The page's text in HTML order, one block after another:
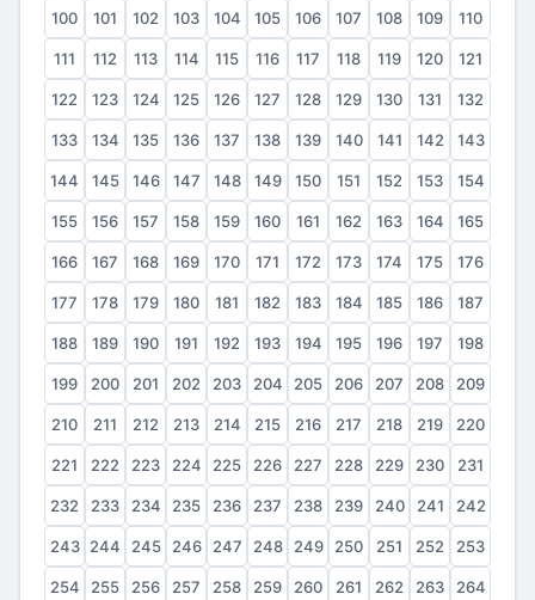
100 101 102 103 104 105 106 107 108 109 110
111 112 113 114 115 116 117 118 119 120 121
122 123 124 125 126 127 128 129 130 131 132
133 134 135 136 137 138 139 140 141 142 143
144 145 146 147 148 149 150 151 152 153 154
155 156 157 158 159 160 161 162 163 164 165
166 167 168 169 170 171 172 173 174 175 176
177 178 179 180 181 182 183 184 185 186 187
188 189 190 191 192 193 194 195 196 197 198
199 200 201 202 203 204 205 206 207 208 209
210 211 212 213 214 215 216 217 218 219 220
221 222 223 224 225 226 227 228 229 230 231
232 233 234 235 236 237 238 239 240 241 242
243 244 245 246 247 248 249 250 251 252 253
254 255 256 257 258 259 260 261 262 263 264